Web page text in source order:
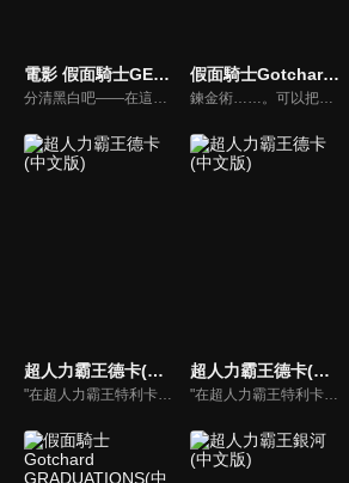
電影 假面騎士GEATS 四人的ACE與黑狐(中文版)
分清黑白吧——在這爾虞我詐中
假面騎士Gotchard(中文版)
鍊金術……。可以把卑金屬鍊成貴金屬，也能透過其中的特殊技術， 孕育出以這世間萬物為樣本的人工生命體「克米」，其數量共有101隻。 克米原本被封印在「騎乘克米卡片」裡慎重的保管著， 但之後卻又被某個神祕人物全部釋放了出來。 克米會跟擁有善意的人產生共鳴並結為夥伴， 但是，也會跟人類的惡意結合，轉變成名為瑪魯加姆的怪物…...。 把被釋放到現代世界的克米全部回收吧！打倒克米與惡意結合的瑪魯加姆， 重新封印進騎乘克米卡片吧！
超人力霸王德卡(中文版)
"在超人力霸王特利卡擊敗闇之巨人十年後，昔日的怪獸災害已消滅，地球似乎恢復了和平。人類的目光進一步轉向宇宙，而怪獸災害的對策規模開始縮小。就在這時，突然飛來的神秘宇宙浮遊物體「索菲亞」開始襲擊地球，人類與宇宙的聯繫被斷絕，成為了「孤島般的星球」…"
超人力霸王德卡(中文版)
"在超人力霸王特利卡擊敗闇之巨人十年後，昔日的怪獸災害已消滅，地球似乎恢復了和平。人類的目光進一步轉向宇宙，而怪獸災害的對策規模開始縮小。就在這時，突然飛來的神秘宇宙浮遊物體「索菲亞」開始襲擊地球，人類與宇宙的聯繫被斷絕，成為了「孤島般的星球」…"